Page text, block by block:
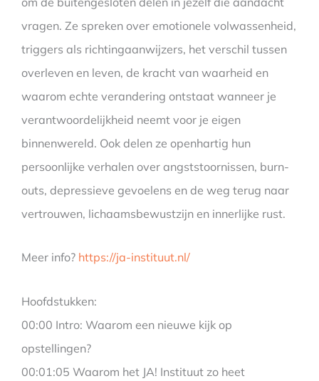
vragen. Ze spreken over emotionele volwassenheid,
triggers als richtingaanwijzers, het verschil tussen
overleven en leven, de kracht van waarheid en
waarom echte verandering ontstaat wanneer je
verantwoordelijkheid neemt voor je eigen
binnenwereld. Ook delen ze openhartig hun
persoonlijke verhalen over angststoornissen, burn-
outs, depressieve gevoelens en de weg terug naar
vertrouwen, lichaamsbewustzijn en innerlijke rust.
Meer info? https://ja-instituut.nl/
Hoofdstukken:
00:00 Intro: Waarom een nieuwe kijk op
opstellingen?
00:01:05 Waarom het JA! Instituut zo heet